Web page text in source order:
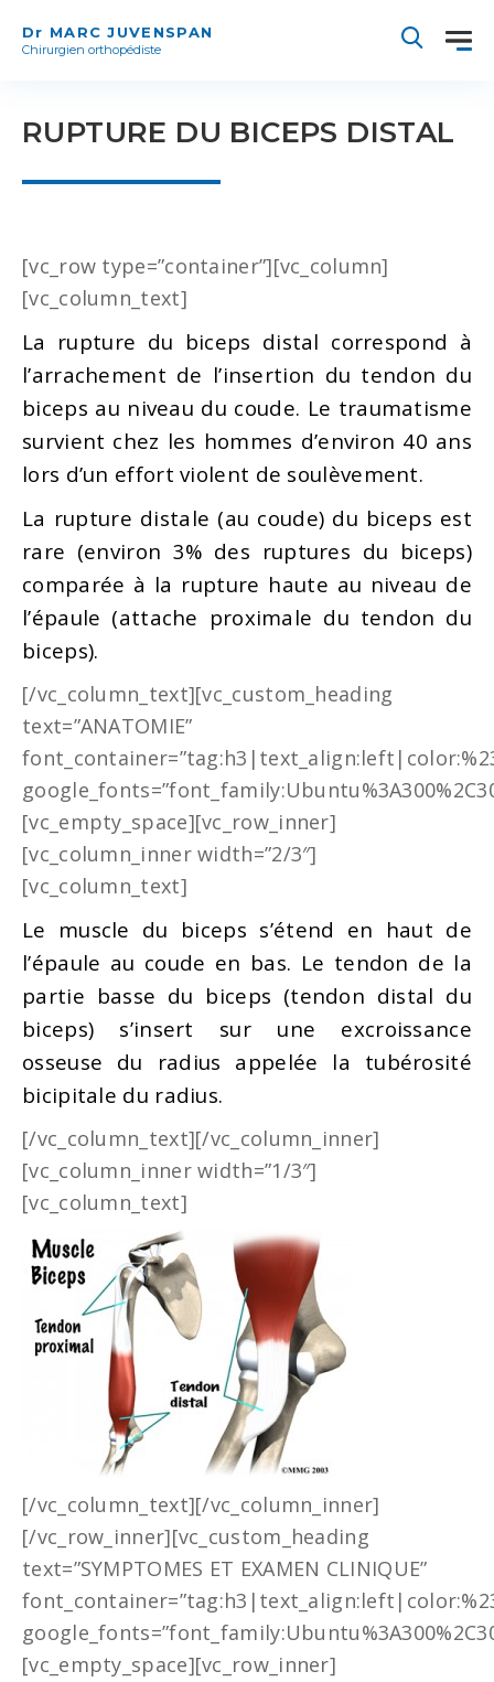
Dr MARC JUVENSPAN
Chirurgien orthopédiste
RUPTURE DU BICEPS DISTAL
[vc_row type=”container”][vc_column]
[vc_column_text]
La rupture du biceps distal correspond à
l’arrachement de l’insertion du tendon du
biceps au niveau du coude. Le traumatisme
survient chez les hommes d’environ 40 ans
lors d’un effort violent de soulèvement.
La rupture distale (au coude) du biceps est
rare (environ 3% des ruptures du biceps)
comparée à la rupture haute au niveau de
l’épaule (attache proximale du tendon du
biceps).
[/vc_column_text][vc_custom_heading
text=”ANATOMIE”
[vc_empty_space][vc_row_inner]
[vc_column_inner width=”2/3″]
[vc_column_text]
Le muscle du biceps s’étend en haut de
l’épaule au coude en bas. Le tendon de la
partie basse du biceps (tendon distal du
biceps) s’insert sur une excroissance
osseuse du radius appelée la tubérosité
bicipitale du radius.
[/vc_column_text][/vc_column_inner]
[vc_column_inner width=”1/3″]
[vc_column_text]
[/vc_column_text][/vc_column_inner]
[/vc_row_inner][vc_custom_heading
text=”SYMPTOMES ET EXAMEN CLINIQUE”
[vc_empty_space][vc_row_inner]